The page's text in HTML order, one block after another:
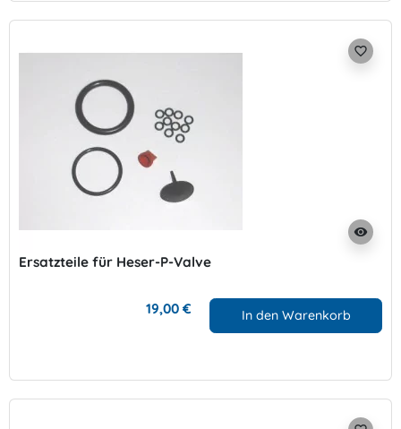
visibility
favorite_border
Ersatzteile für Heser-P-Valve
19,00 € In den Warenkorb